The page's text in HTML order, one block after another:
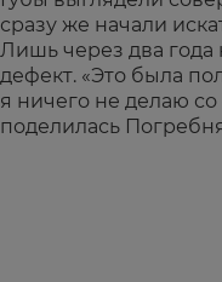
сразу же начали
Лишь через два года
дефект. «Это была
я ничего не делаю
поделилась